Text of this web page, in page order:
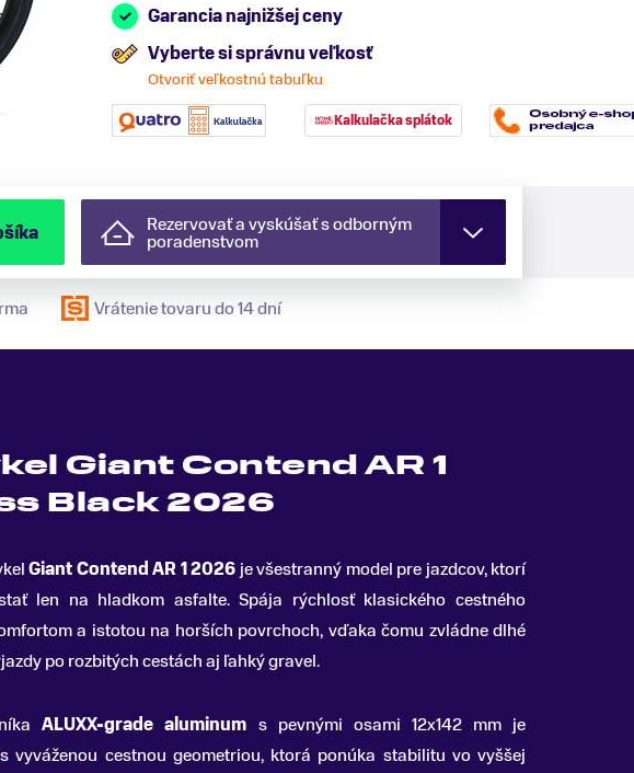
Garancia najnižšej ceny
Vyberte si správnu veľkosť
Otvoriť veľkostnú tabuľku
Kalkulačka splátok
Rezervovať a vyskúšať s odborným
poradenstvom
Vrátenie tovaru do 14 dní
Giant Contend AR 1
Black 2026
Giant Contend AR 1 2026 je všestranný model pre jazdcov, ktorí
len na hladkom asfalte.Spája rýchlosť klasického cestného
a istotou na horších povrchoch, vďaka čomu zvládne dlhé
po rozbitých cestách aj ľahký gravel.
ALUXX-grade aluminum s pevnými osami 12x142 mm je
vyváženou cestnou geometriou, ktorá ponúka stabilitu vo vyššej